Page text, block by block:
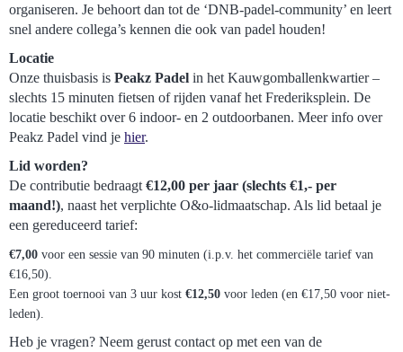
organiseren. Je behoort dan tot de ‘DNB-padel-community’ en leert
snel andere collega’s kennen die ook van padel houden!
Locatie
Onze thuisbasis is Peakz Padel in het Kauwgomballenkwartier –
slechts 15 minuten fietsen of rijden vanaf het Frederiksplein. De
locatie beschikt over 6 indoor- en 2 outdoorbanen. Meer info over
Peakz Padel vind je hier.
Lid worden?
De contributie bedraagt €12,00 per jaar (slechts €1,- per
maand!), naast het verplichte O&o-lidmaatschap. Als lid betaal je
een gereduceerd tarief:
€7,00 voor een sessie van 90 minuten (i.p.v. het commerciële tarief van
€16,50).
Een groot toernooi van 3 uur kost €12,50 voor leden (en €17,50 voor niet-
leden).
Heb je vragen? Neem gerust contact op met een van de